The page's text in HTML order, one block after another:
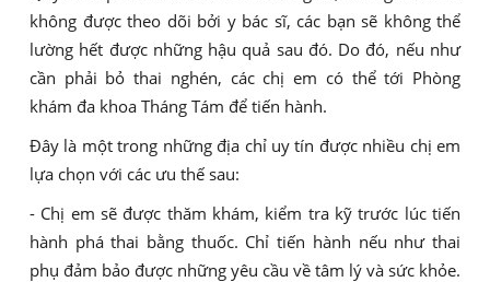
không được theo dõi bởi y bác sĩ, các bạn sẽ không thể
lường hết được những hậu quả sau đó. Do đó, nếu như
cần phải bỏ thai nghén, các chị em có thể tới Phòng
khám đa khoa Tháng Tám để tiến hành.
Đây là một trong những địa chỉ uy tín được nhiều chị em
lựa chọn với các ưu thế sau:
- Chị em sẽ được thăm khám, kiểm tra kỹ trước lúc tiến
hành phá thai bằng thuốc. Chỉ tiến hành nếu như thai
phụ đảm bảo được những yêu cầu về tâm lý và sức khỏe.